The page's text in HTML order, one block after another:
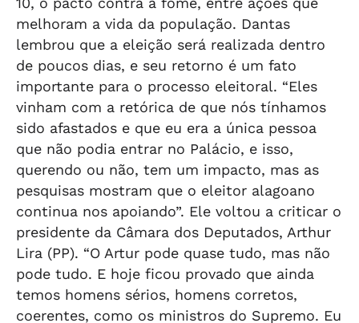
melhoram a vida da população. Dantas
lembrou que a eleição será realizada dentro
de poucos dias, e seu retorno é um fato
importante para o processo eleitoral. “Eles
vinham com a retórica de que nós tínhamos
sido afastados e que eu era a única pessoa
que não podia entrar no Palácio, e isso,
querendo ou não, tem um impacto, mas as
pesquisas mostram que o eleitor alagoano
continua nos apoiando”. Ele voltou a criticar o
presidente da Câmara dos Deputados, Arthur
Lira (PP). “O Artur pode quase tudo, mas não
pode tudo. E hoje ficou provado que ainda
temos homens sérios, homens corretos,
coerentes, como os ministros do Supremo. Eu